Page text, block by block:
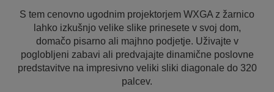
S tem cenovno ugodnim projektorjem WXGA z žarnico
lahko izkušnjo velike slike prinesete v svoj dom,
domačo pisarno ali majhno podjetje. Uživajte v
poglobljeni zabavi ali predvajajte dinamične poslovne
predstavitve na impresivno veliki sliki diagonale do 320
palcev.